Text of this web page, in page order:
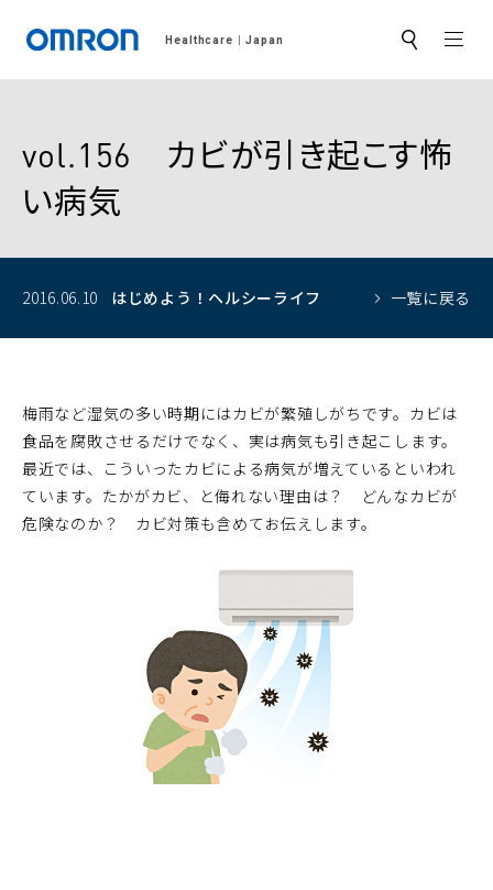
Healthcare Japan サ
ト
索
vol.156 カビが引き起こす怖
い病気
2016.06.10 はじめよう！ ヘルシーライフ 一覧に戻る
梅雨など湿気の多い時期にはカビが繁殖しがちです。カビは
食品を腐敗させるだけでなく、実は病気も引き起こします。
最近では、こういったカビによる病気が増えているといわれ
ています。たかがカビ、と侮れない理由は？ どんなカビが
危険なのか？ カビ対策も含めてお伝えします。